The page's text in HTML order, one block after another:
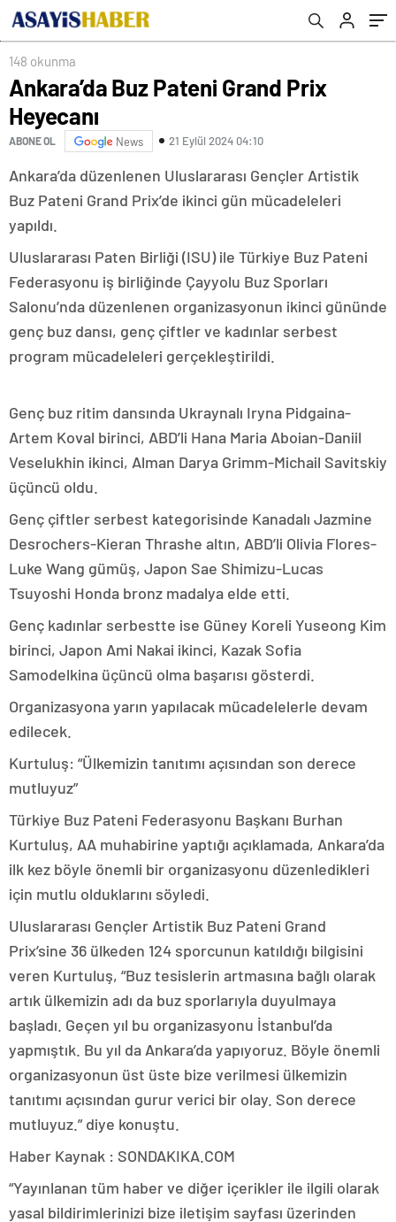
148 okunma
Ankara’da Buz Pateni Grand Prix
Heyecanı
ABONE OL News 21 Eylül 2024 04:10
Ankara’da düzenlenen Uluslararası Gençler Artistik
Buz Pateni Grand Prix’de ikinci gün mücadeleleri
yapıldı.
Uluslararası Paten Birliği (ISU) ile Türkiye Buz Pateni
Federasyonu iş birliğinde Çayyolu Buz Sporları
Salonu’nda düzenlenen organizasyonun ikinci gününde
genç buz dansı, genç çiftler ve kadınlar serbest
program mücadeleleri gerçekleştirildi.
Genç buz ritim dansında Ukraynalı Iryna Pidgaina-
Artem Koval birinci, ABD’li Hana Maria Aboian-Daniil
Veselukhin ikinci, Alman Darya Grimm-Michail Savitskiy
üçüncü oldu.
Genç çiftler serbest kategorisinde Kanadalı Jazmine
Desrochers-Kieran Thrashe altın, ABD’li Olivia Flores-
Luke Wang gümüş, Japon Sae Shimizu-Lucas
Tsuyoshi Honda bronz madalya elde etti.
Genç kadınlar serbestte ise Güney Koreli Yuseong Kim
birinci, Japon Ami Nakai ikinci, Kazak Sofia
Samodelkina üçüncü olma başarısı gösterdi.
Organizasyona yarın yapılacak mücadelelerle devam
edilecek.
Kurtuluş: “Ülkemizin tanıtımı açısından son derece
mutluyuz”
Türkiye Buz Pateni Federasyonu Başkanı Burhan
Kurtuluş, AA muhabirine yaptığı açıklamada, Ankara’da
ilk kez böyle önemli bir organizasyonu düzenledikleri
için mutlu olduklarını söyledi.
Uluslararası Gençler Artistik Buz Pateni Grand
Prix’sine 36 ülkeden 124 sporcunun katıldığı bilgisini
veren Kurtuluş, “Buz tesislerin artmasına bağlı olarak
artık ülkemizin adı da buz sporlarıyla duyulmaya
başladı. Geçen yıl bu organizasyonu İstanbul’da
yapmıştık. Bu yıl da Ankara’da yapıyoruz. Böyle önemli
organizasyonun üst üste bize verilmesi ülkemizin
tanıtımı açısından gurur verici bir olay. Son derece
mutluyuz.” diye konuştu.
Haber Kaynak : SONDAKIKA.COM
“Yayınlanan tüm haber ve diğer içerikler ile ilgili olarak
yasal bildirimlerinizi bize iletişim sayfası üzerinden